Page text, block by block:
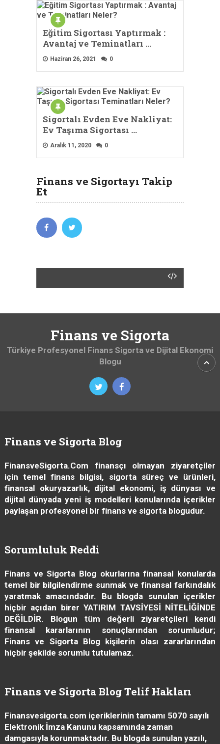
Eğitim Sigortası Yaptırmak :
Avantaj ve Teminatları …
Haziran 26, 2021 0
Sigortalı Evden Eve Nakliyat:
Ev Taşıma Sigortası …
Aralık 11, 2020 0
Finans ve Sigortayı Takip
Et
Finans ve Sigorta
Türkiye Profesyonel Finans Sigorta ve Dijital Ekonomi
Blogu
Finans ve Sigorta Blog
FinansveSigorta.Com finansçı olmayan ziyaretçiler
için temel finans bilgisi, sigorta süreç ve ürünleri,
finansal okuryazarlık, dijital ekonomi, iş dünyası ve
dijital dünyada yeni iş modelleri konularında içerikler
paylaşan profesyonel bir finans ve sigorta blogudur.
Sorumluluk Reddi
Finans ve Sigorta Blog okurlarına finansal konularda
temel bir bilgilendirme sunmak ve finansal farkındalık
yaratmak amacındadır. Bu blogda sunulan içerikler
hiçbir açıdan birer YATIRIM TAVSİYESİ NİTELİĞİNDE
DEĞİLDİR. Blogun tüm değerli ziyaretçileri kendi
finansal kararlarının sonuçlarından sorumludur;
Finans ve Sigorta Blog kişilerin olası zararlarından
hiçbir şekilde sorumlu tutulamaz.
Finans ve Sigorta Blog Telif Hakları
Finansvesigorta.com içeriklerinin tamamı 5070 sayılı
Elektronik İmza Kanunu kapsamında zaman
damgasıyla korunmaktadır. Bu blogda sunulan yazılı,